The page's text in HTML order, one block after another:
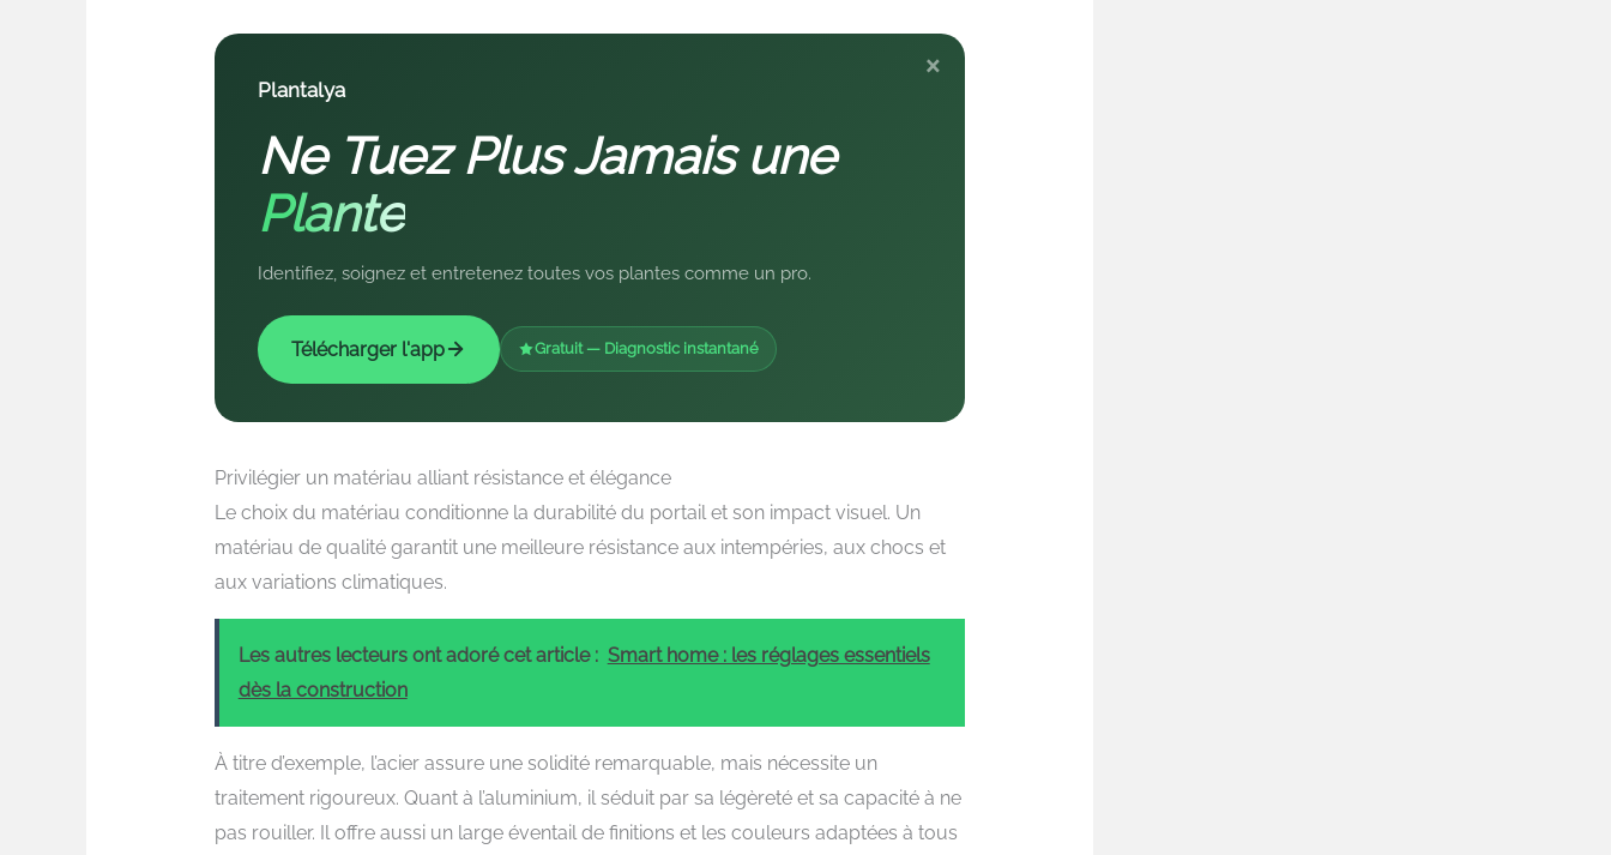
×
Plantalya
Ne Tuez Plus Jamais une
Plante
Identifiez, soignez et entretenez toutes vos plantes comme un pro.
Télécharger l'app Gratuit — Diagnostic instantané
Privilégier un matériau alliant résistance et élégance
Le choix du matériau conditionne la durabilité du portail et son impact visuel. Un
matériau de qualité garantit une meilleure résistance aux intempéries, aux chocs et
aux variations climatiques.
Les autres lecteurs ont adoré cet article : Smart home : les réglages essentiels
dès la construction
À titre d’exemple, l’acier assure une solidité remarquable, mais nécessite un
traitement rigoureux. Quant à l’aluminium, il séduit par sa légèreté et sa capacité à ne
pas rouiller. Il offre aussi un large éventail de finitions et les couleurs adaptées à tous